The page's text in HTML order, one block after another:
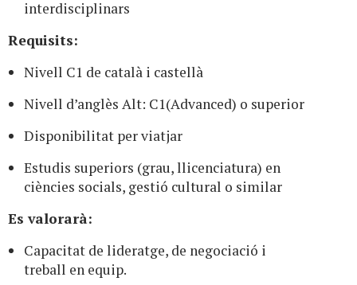
interdisciplinars
Requisits:
Nivell C1 de català i castellà
Nivell d’anglès Alt: C1(Advanced) o superior
Disponibilitat per viatjar
Estudis superiors (grau, llicenciatura) en
ciències socials, gestió cultural o similar
Es valorarà:
Capacitat de lideratge, de negociació i
treball en equip.